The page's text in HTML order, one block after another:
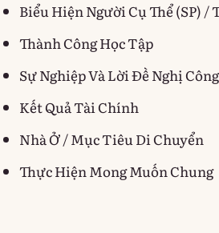
Biểu Hiện Người Cụ Thể (SP) /
Thành Công Học Tập
Sự Nghiệp Và Lời Đề Nghị
Kết Quả Tài Chính
Nhà Ở / Mục Tiêu Di Chuyển
Thực Hiện Mong Muốn Chung